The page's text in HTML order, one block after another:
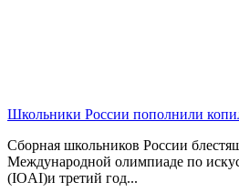
Школьники России пополнили
Сборная школьников России
Международной олимпиаде по
(IOAI)и третий год...